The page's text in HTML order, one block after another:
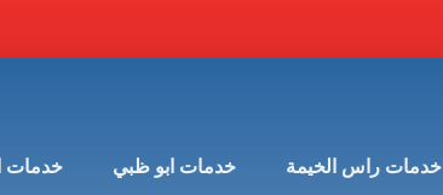
خدمات راس الخيمة خدمات ابو ظبي خدمات